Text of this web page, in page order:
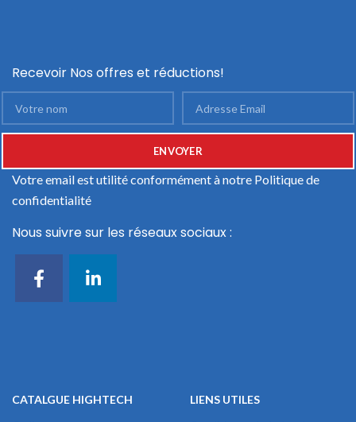
Recevoir Nos offres et réductions!
Votre email est utilité conformément à notre Politique de
confidentialité
Nous suivre sur les réseaux sociaux :
CATALGUE HIGHTECH
LIENS UTILES